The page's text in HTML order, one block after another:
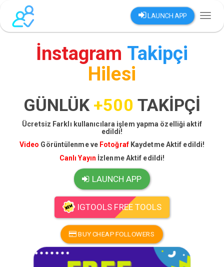
LAUNCH APP
İnstagram Takipçi
Hilesi
GÜNLÜK +500 TAKİPÇİ
Ücretsiz Farklı kullanıcılara işlem yapma özelliği aktif
edildi!
Video Görüntülenme ve Fotoğraf Kaydetme Aktif edildi!
Canlı Yayın İzlenme Aktif edildi!
LAUNCH APP
IGTOOLS FREE TOOLS
BUY CHEAP FOLLOWERS